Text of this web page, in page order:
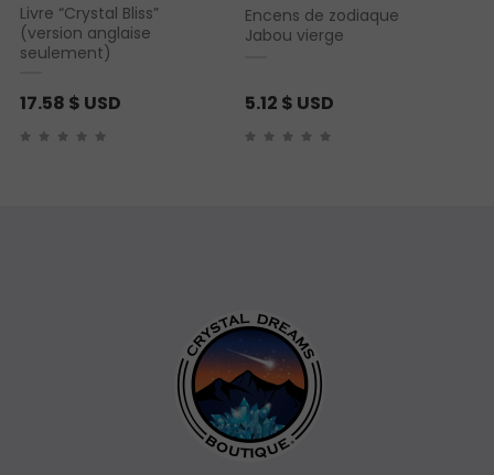
Livre “Crystal Bliss”
(version anglaise
seulement)
17.58 $ USD
Encens de zodiaque
Jabou vierge
5.12 $ USD